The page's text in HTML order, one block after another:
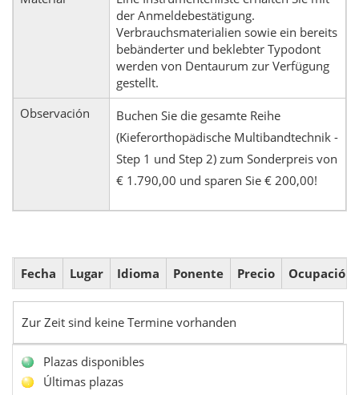
der Anmeldebestätigung.
Verbrauchsmaterialien sowie ein bereits
bebänderter und beklebter Typodont
werden von Dentaurum zur Verfügung
gestellt.
Observación
Buchen Sie die gesamte Reihe
(Kieferorthopädische Multibandtechnik -
Step 1 und Step 2) zum Sonderpreis von
€ 1.790,00 und sparen Sie € 200,00!
Fecha Lugar Idioma Ponente Precio Ocupación
Zur Zeit sind keine Termine vorhanden
Plazas disponibles
Últimas plazas